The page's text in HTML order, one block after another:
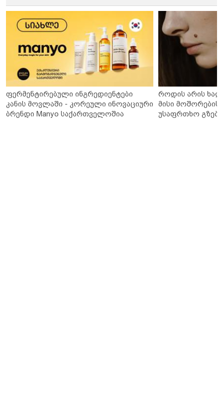
ფერმენტირებული ინგრედიენტები
კანის მოვლაში - კორეული ინოვაციური
ბრენდი Manyo საქართველოშია
როდის არის
მისი მოშორების
უსაფრთხო გზები